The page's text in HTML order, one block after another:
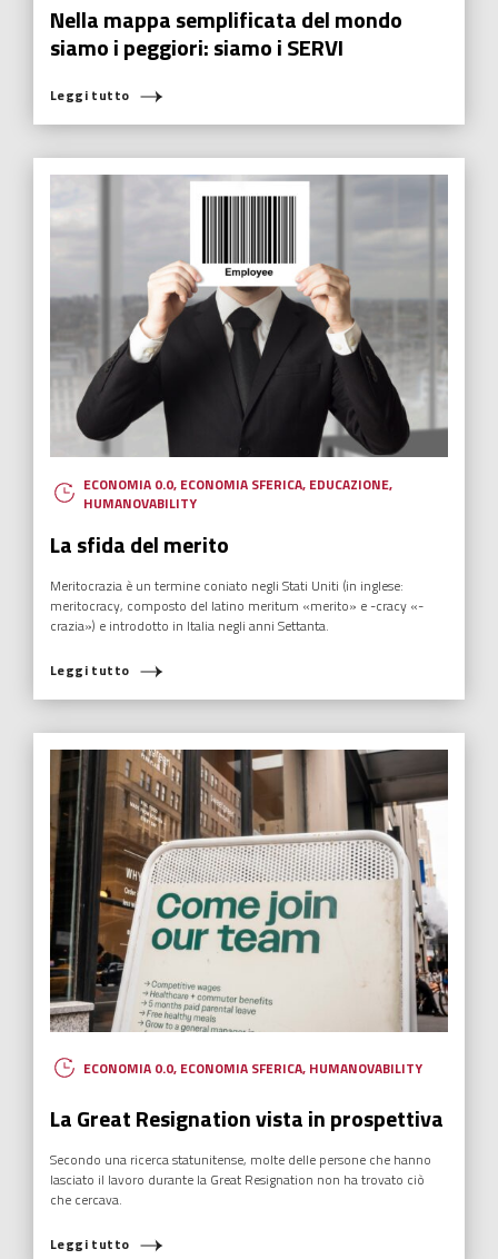
Nella mappa semplificata del mondo
siamo i peggiori: siamo i SERVI
Leggi tutto
ECONOMIA 0.0, ECONOMIA SFERICA, EDUCAZIONE,
HUMANOVABILITY
La sfida del merito
Meritocrazia è un termine coniato negli Stati Uniti (in inglese:
meritocracy, composto del latino meritum «merito» e -cracy «-
crazia») e introdotto in Italia negli anni Settanta.
Leggi tutto
ECONOMIA 0.0, ECONOMIA SFERICA, HUMANOVABILITY
La Great Resignation vista in prospettiva
Secondo una ricerca statunitense, molte delle persone che hanno
lasciato il lavoro durante la Great Resignation non ha trovato ciò
che cercava.
Leggi tutto